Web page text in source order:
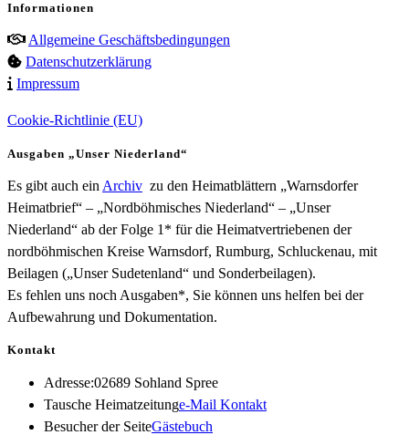
Informationen
Allgemeine Geschäftsbedingungen
Datenschutzerklärung
Impressum
Cookie-Richtlinie (EU)
Ausgaben „Unser Niederland“
Es gibt auch ein Archiv zu den Heimatblättern „Warnsdorfer
Heimatbrief“ – „Nordböhmisches Niederland“ – „Unser
Niederland“ ab der Folge 1* für die Heimatvertriebenen der
nordböhmischen Kreise Warnsdorf, Rumburg, Schluckenau, mit
Beilagen („Unser Sudetenland“ und Sonderbeilagen).
Es fehlen uns noch Ausgaben*, Sie können uns helfen bei der
Aufbewahrung und Dokumentation.
Kontakt
Adresse:02689 Sohland Spree
Tausche Heimatzeitunge-Mail KontaktOpens
Besucher der SeiteGästebuch